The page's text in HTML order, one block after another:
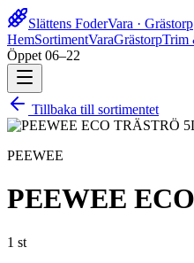
Slättens FoderVara · Grästorp
HemSortimentVaraGrästorpTrim
Öppet 06–22
Tillbaka till sortimentet
PEEWEE
PEEWEE
1 st